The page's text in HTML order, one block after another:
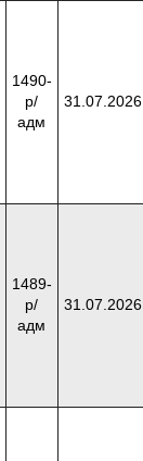
1490-
р/
адм
31.07.2026
1489-
р/
адм
31.07.2026